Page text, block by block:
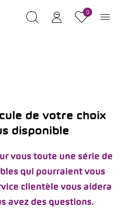
0
de votre choix
disponible
vous toute une série de
qui pourraient vous
clientèle vous aidera
avez des questions.